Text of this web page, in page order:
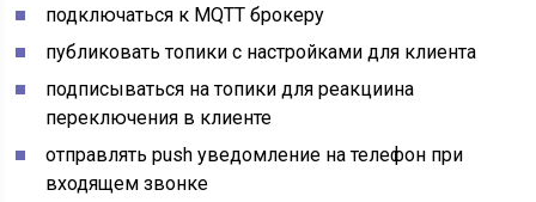
подключаться к MQTT брокеру
публиковать топики с настройками для клиента
подписываться на топики для реакциина
переключения в клиенте
отправлять push уведомление на телефон при
входящем звонке